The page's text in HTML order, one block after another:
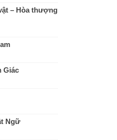
– Hòa thượng
Giác
Ngữ